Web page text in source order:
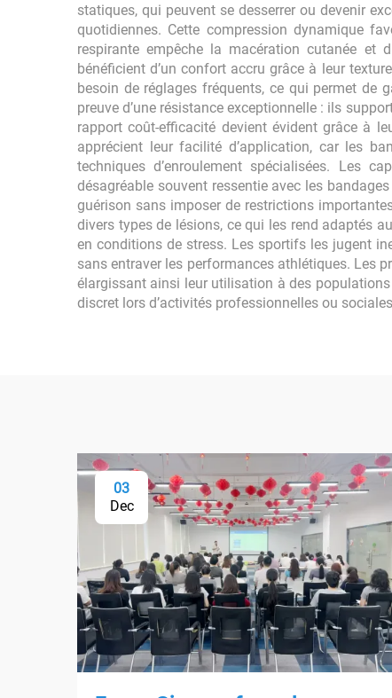
statiques, qui peuvent se desserrer ou devenir
quotidiennes. Cette compression dynamique
respirante empêche la macération cutanée et
bénéficient d’un confort accru grâce à leur
besoin de réglages fréquents, ce qui permet de
preuve d’une résistance exceptionnelle : ils
rapport coût-efficacité devient évident grâce à
apprécient leur facilité d’application, car les
techniques d’enroulement spécialisées. Les
désagréable souvent ressentie avec les
guérison sans imposer de restrictions
divers types de lésions, ce qui les rend adaptés
en conditions de stress. Les sportifs les jugent
sans entraver les performances athlétiques. Les
élargissant ainsi leur utilisation à des
discret lors d’activités professionnelles ou
03
Dec